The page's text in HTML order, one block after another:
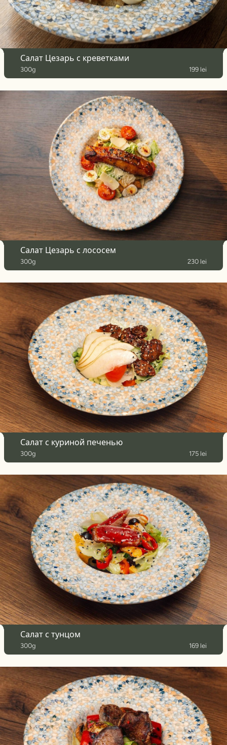
Салат Цезарь с креветками
300g 199 lei
Салат Цезарь с лососем
300g 230 lei
Салат с куриной печенью
300g 175 lei
Салат с тунцом
300g 169 lei